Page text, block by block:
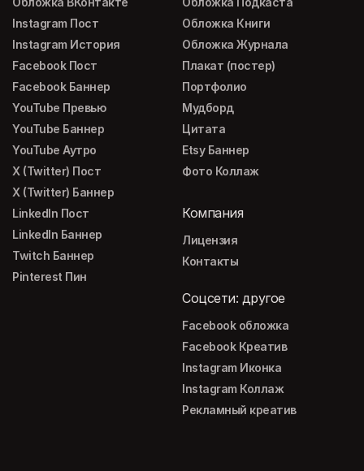
Instagram Пост
Instagram История
Facebook Пост
Facebook Баннер
YouTube Превью
YouTube Баннер
YouTube Аутро
X (Twitter) Пост
X (Twitter) Баннер
LinkedIn Пост
LinkedIn Баннер
Twitch Баннер
Pinterest Пин
Обложка Книги
Обложка Журнала
Плакат (постер)
Портфолио
Мудборд
Цитата
Etsy Баннер
Фото Коллаж
Компания
Лицензия
Контакты
Соцсети: другое
Facebook обложка
Facebook Креатив
Instagram Иконка
Instagram Коллаж
Рекламный креатив